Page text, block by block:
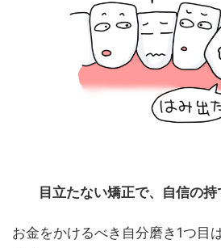
目立たない矯正で、自信の持
お金をかけるべき自分磨き1つ目は